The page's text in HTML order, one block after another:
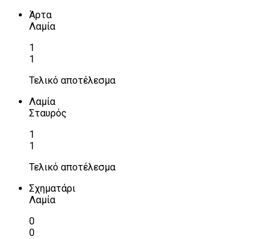
Άρτα
Λαμία
1
1
Τελικό αποτέλεσμα
Λαμία
Σταυρός
1
1
Τελικό αποτέλεσμα
Σχηματάρι
Λαμία
0
0